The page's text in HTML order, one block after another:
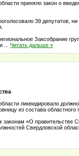
приняло закон о
39 депутатов,
Заксобрание
...Читать дальше »
ликвидировало
из состава областного
законам «О правительстве
Свердловской